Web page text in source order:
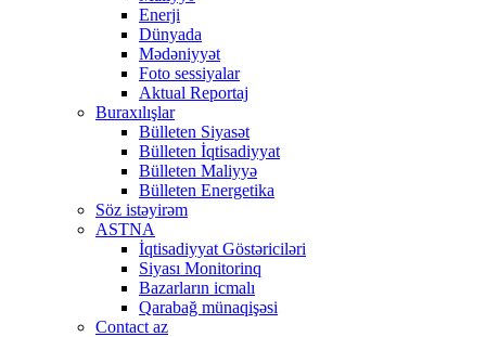
Enerji
Dünyada
Mədəniyyət
Foto sessiyalar
Aktual Reportaj
Buraxılışlar
Bülleten Siyasət
Bülleten İqtisadiyyat
Bülleten Maliyyə
Bülleten Energetika
Söz istəyirəm
ASTNA
İqtisadiyyat Göstəriciləri
Siyası Monitorinq
Bazarların icmalı
Qarabağ münaqişəsi
Contact az